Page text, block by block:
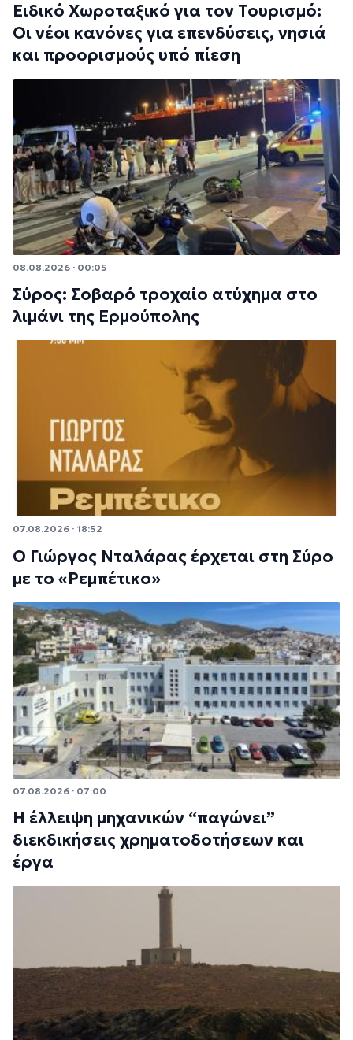
Ειδικό Χωροταξικό για τον Τουρισμό:
Οι νέοι κανόνες για επενδύσεις, νησιά
και προορισμούς υπό πίεση
08.08.2026 · 00:05
Σύρος: Σοβαρό τροχαίο ατύχημα στο
λιμάνι της Ερμούπολης
07.08.2026 · 18:52
Ο Γιώργος Νταλάρας έρχεται στη Σύρο
με το «Ρεμπέτικο»
07.08.2026 · 07:00
Η έλλειψη μηχανικών “παγώνει”
διεκδικήσεις χρηματοδοτήσεων και
έργα